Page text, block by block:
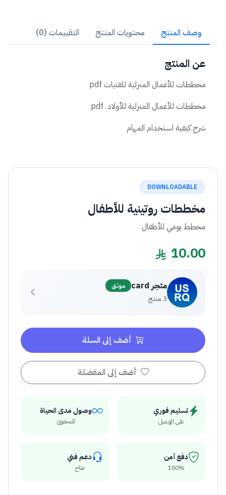
وصف المنتج محتويات المنتج التقييمات (0)
عن المنتج
مخططات للأعمال المنزلية للفتيات pdf
مخططات للأعمال المنزلية للأولاد pdf
شرح كيفية استخدام المهام
DOWNLOADABLE
مخططات روتينية للأطفال
مخطط يومي للأطفال
10.00
متجر card موثق
3 منتج
أضف إلى السلة
أضف إلى المفضلة
تسليم فوري
على الإيميل
وصول مدى الحياة
للمحتوى
دفع آمن
100%
دعم فني
متاح